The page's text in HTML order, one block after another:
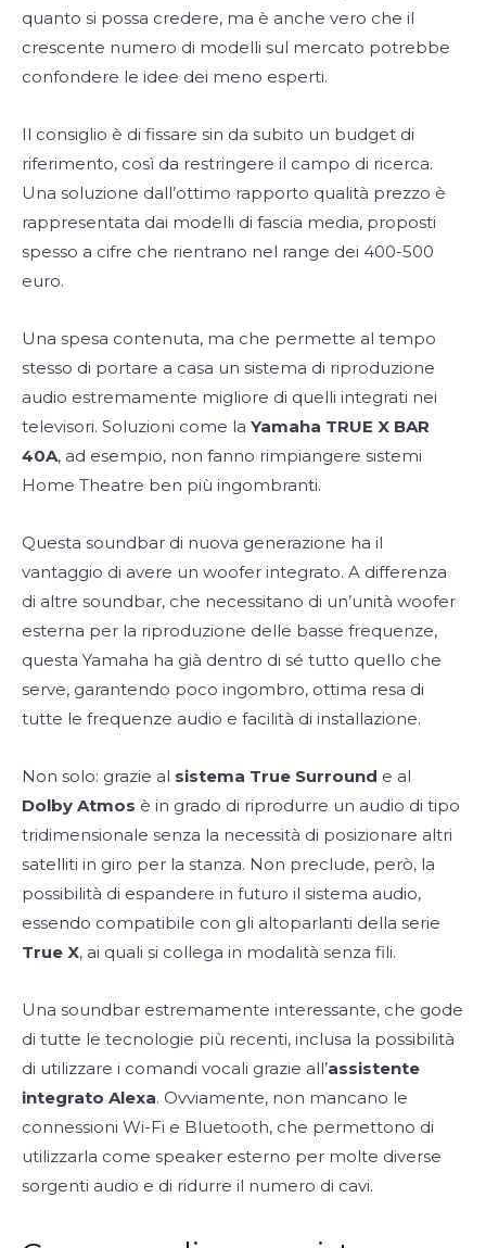
quanto si possa credere, ma è anche vero che il
crescente numero di modelli sul mercato potrebbe
confondere le idee dei meno esperti.
Il consiglio è di fissare sin da subito un budget di
riferimento, così da restringere il campo di ricerca.
Una soluzione dall’ottimo rapporto qualità prezzo è
rappresentata dai modelli di fascia media, proposti
spesso a cifre che rientrano nel range dei 400-500
euro.
Una spesa contenuta, ma che permette al tempo
stesso di portare a casa un sistema di riproduzione
audio estremamente migliore di quelli integrati nei
televisori. Soluzioni come la Yamaha TRUE X BAR
40A, ad esempio, non fanno rimpiangere sistemi
Home Theatre ben più ingombranti.
Questa soundbar di nuova generazione ha il
vantaggio di avere un woofer integrato. A differenza
di altre soundbar, che necessitano di un’unità woofer
esterna per la riproduzione delle basse frequenze,
questa Yamaha ha già dentro di sé tutto quello che
serve, garantendo poco ingombro, ottima resa di
tutte le frequenze audio e facilità di installazione.
Non solo: grazie al sistema True Surround e al
Dolby Atmos è in grado di riprodurre un audio di tipo
tridimensionale senza la necessità di posizionare altri
satelliti in giro per la stanza. Non preclude, però, la
possibilità di espandere in futuro il sistema audio,
essendo compatibile con gli altoparlanti della serie
True X, ai quali si collega in modalità senza fili.
Una soundbar estremamente interessante, che gode
di tutte le tecnologie più recenti, inclusa la possibilità
di utilizzare i comandi vocali grazie all’assistente
integrato Alexa. Ovviamente, non mancano le
connessioni Wi-Fi e Bluetooth, che permettono di
utilizzarla come speaker esterno per molte diverse
sorgenti audio e di ridurre il numero di cavi.